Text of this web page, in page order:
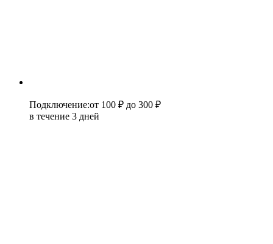
Подключение:от 100 ₽ до 300 ₽
в течение 3 дней